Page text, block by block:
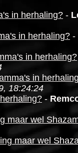
in herhaling? -
in herhaling? -
in herhaling?
in
18:24:24
-
maar wel
maar wel